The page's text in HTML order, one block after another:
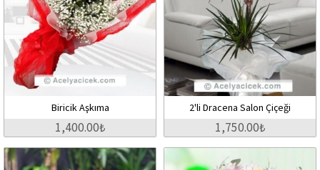
Biricik Aşkıma
1,400.00₺
2'li Dracena Salon Çiçeği
1,750.00₺